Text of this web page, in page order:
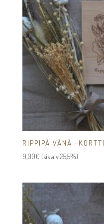
RIPPIPÄIVÄNÄ -KORTTI
9,00€ (sis alv 25,5%)